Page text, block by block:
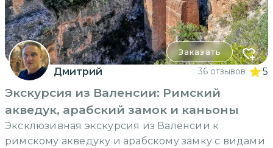
Заказать
Дмитрий 36 отзывов 5
Экскурсия из Валенсии: Римский
акведук, арабский замок и каньоны
Эксклюзивная экскурсия из Валенсии к
римскому акведуку и арабскому замку с видами